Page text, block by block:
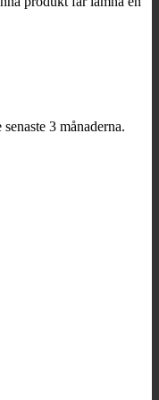
3 månaderna.